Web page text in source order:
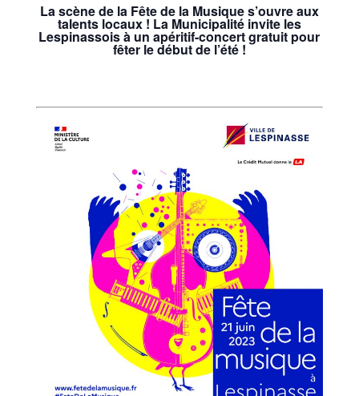
La scène de la Fête de la Musique s’ouvre aux
talents locaux ! La Municipalité invite les
Lespinassoisà un apéritif-concert gratuit pour
fêter le début de l’été !